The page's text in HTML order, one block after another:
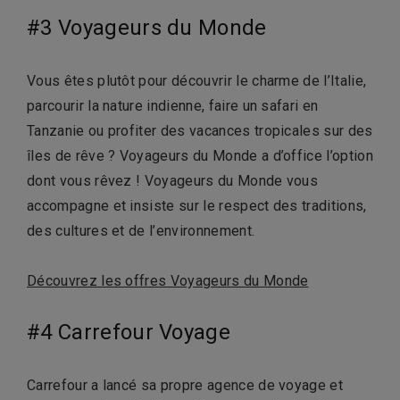
#3 Voyageurs du Monde
Vous êtes plutôt pour découvrir le charme de l’Italie,
parcourir la nature indienne, faire un safari en
Tanzanie ou profiter des vacances tropicales sur des
îles de rêve ? Voyageurs du Monde a d’office l’option
dont vous rêvez ! Voyageurs du Monde vous
accompagne et insiste sur le respect des traditions,
des cultures et de l’environnement.
Découvrez les offres Voyageurs du Monde
#4 Carrefour Voyage
Carrefour a lancé sa propre agence de voyage et